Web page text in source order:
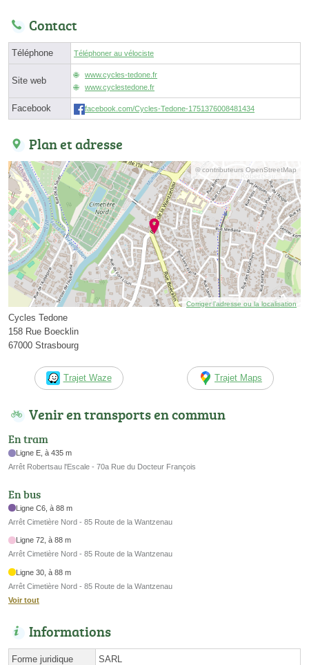
Contact
Téléphone Téléphoner au vélociste
Site web
www.cycles-tedone.fr
www.cyclestedone.fr
Facebook facebook.com/Cycles-Tedone-1751376008481434
Plan et adresse
© contributeurs OpenStreetMap
Corriger l’adresse ou la localisation
Cycles Tedone
158 Rue Boecklin
67000 Strasbourg
Trajet Waze Trajet Maps
Venir en transports en commun
En tram
Ligne E, à 435 m
Arrêt Robertsau l'Escale - 70a Rue du Docteur François
En bus
Ligne C6, à 88 m
Arrêt Cimetière Nord - 85 Route de la Wantzenau
Ligne 72, à 88 m
Arrêt Cimetière Nord - 85 Route de la Wantzenau
Ligne 30, à 88 m
Arrêt Cimetière Nord - 85 Route de la Wantzenau
Voir tout
Informations
Forme juridique SARL